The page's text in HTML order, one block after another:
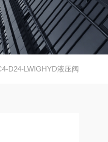
D24-LWIGHYD液压阀